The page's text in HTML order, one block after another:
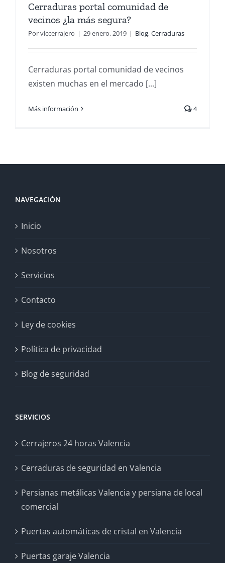
Cerraduras portal comunidad de
vecinos ¿la más segura?
Porvlccerrajero | 29 enero, 2019 | Blog,Cerraduras
Cerraduras portal comunidad de vecinos
existen muchas en el mercado [...]
Más información 4
NAVEGACIÓN
Inicio
Nosotros
Servicios
Contacto
Ley de cookies
Política de privacidad
Blog de seguridad
SERVICIOS
Cerrajeros 24 horas Valencia
Cerraduras de seguridad en Valencia
Persianas metálicas Valencia y persiana de local
comercial
Puertas automáticas de cristal en Valencia
Puertas garaje Valencia